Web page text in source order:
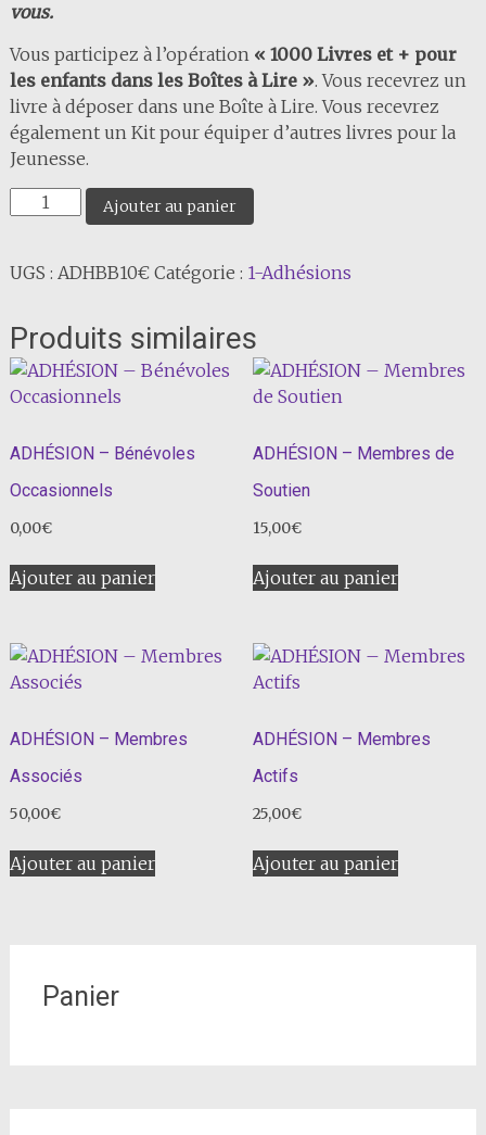
vous.
Vous participez à l’opération « 1000 Livres et + pour
les enfants dans les Boîtes à Lire ». Vous recevrez un
livre à déposer dans une Boîte à Lire. Vous recevrez
également un Kit pour équiper d’autres livres pour la
Jeunesse.
quantité
–
-
Boîtes
Lire
Ajouter au panier
UGS : ADHBB10€ Catégorie : 1-Adhésions
Produits similaires
ADHÉSION – Bénévoles
Occasionnels
0,00€
Ajouter au panier
ADHÉSION – Membres de
Soutien
15,00€
Ajouter au panier
ADHÉSION – Membres
Associés
50,00€
Ajouter au panier
ADHÉSION – Membres
Actifs
25,00€
Ajouter au panier
Panier